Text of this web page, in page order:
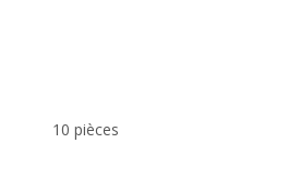
10 pièces